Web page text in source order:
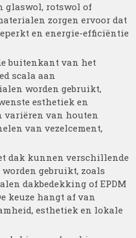
glaswol, rotswol of
zorgen ervoor dat
en energie-efficiëntie
buitenkant van het
scala aan
worden gebruikt,
esthetiek en
variëren van houten
van vezelcement,
dak kunnen verschillende
gebruikt, zoals
dakbedekking of EPDM
keuze hangt af van
esthetiek en lokale